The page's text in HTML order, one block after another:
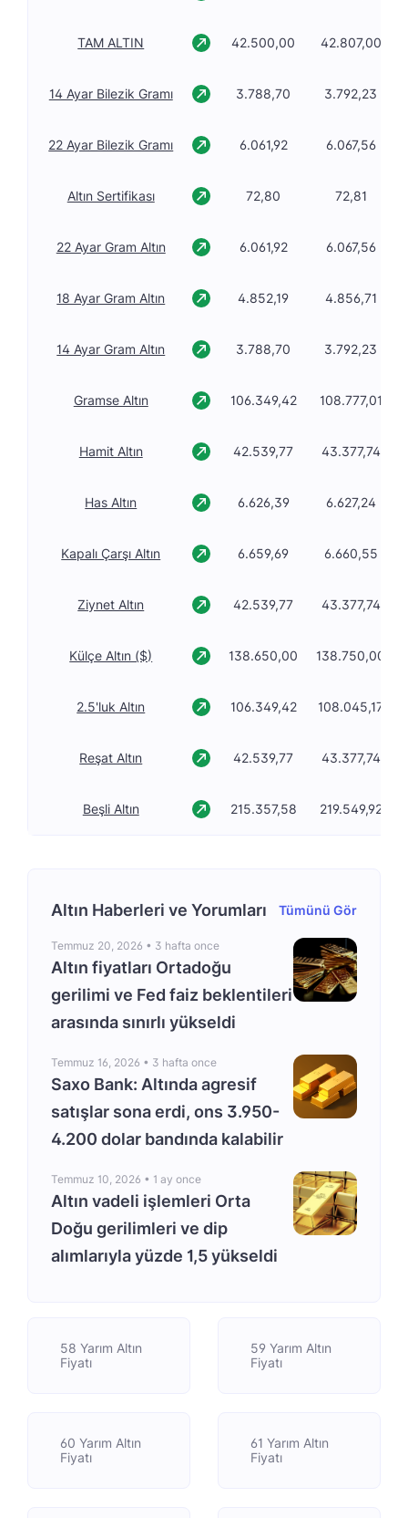
TAM ALTIN 42.500,00 42.807,00
14 Ayar Bilezik Gramı 3.788,70 3.792,23
22 Ayar Bilezik Gramı 6.061,92 6.067,56
Altın Sertifikası 72,80 72,81
22 Ayar Gram Altın 6.061,92 6.067,56
18 Ayar Gram Altın 4.852,19 4.856,71
14 Ayar Gram Altın 3.788,70 3.792,23
Gramse Altın 106.349,42 108.777,01
Hamit Altın 42.539,77 43.377,74
Has Altın 6.626,39 6.627,24
Kapalı Çarşı Altın 6.659,69 6.660,55
Ziynet Altın 42.539,77 43.377,74
Külçe Altın ($) 138.650,00 138.750,00
2.5'luk Altın 106.349,42 108.045,17
Reşat Altın 42.539,77 43.377,74
Beşli Altın 215.357,58 219.549,92
Altın Haberleri ve Yorumları Tümünü Gör
Temmuz 20, 2026 • 3 hafta once
Altın fiyatları Ortadoğu
gerilimi ve Fed faiz beklentileri
arasında sınırlı yükseldi
Temmuz 16, 2026 • 3 hafta once
Saxo Bank: Altında agresif
satışlar sona erdi, ons 3.950-
4.200 dolar bandında kalabilir
Temmuz 10, 2026 • 1 ay once
Altın vadeli işlemleri Orta
Doğu gerilimleri ve dip
alımlarıyla yüzde 1,5 yükseldi
58 Yarım Altın
Fiyatı
59 Yarım Altın
Fiyatı
60 Yarım Altın
Fiyatı
61 Yarım Altın
Fiyatı